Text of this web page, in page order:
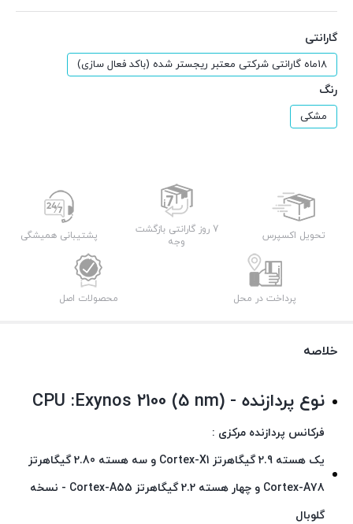
گارانتی
18ماه گارانتی شرکتی معتبر ریجستر شده (باکد فعال سازی)
رنگ
مشکی
تحویل اکسپرس
7 روز گارانتی بازگشت
وجه
پشتیبانی همیشگی
پرداخت در محل محصولات اصل
خلاصه
نوع پردازنده - CPU :Exynos 2100 (5 nm)
فرکانس پردازنده مرکزی :
یک هسته‌ 2.9 گیگاهرتز Cortex-X1 و سه هسته‌ 2.80 گیگاهرتز
Cortex-A78 و چهار هسته‌ 2.2 گیگاهرتز Cortex-A55 - نسخه
گلوبال